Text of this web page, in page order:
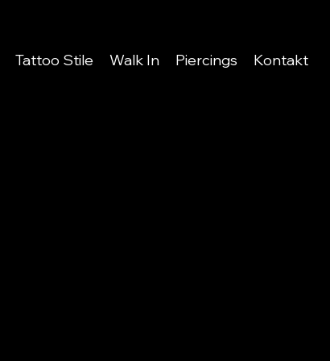
Tattoo Stile Walk In Piercings Kontakt